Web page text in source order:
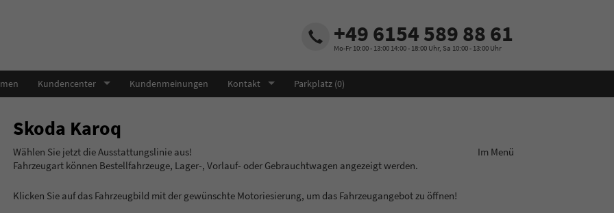
+49 6154 589 88 61
Mo-Fr 10:00 - 13:00 14:00 - 18:00 Uhr, Sa 10:00 - 13:00 Uhr
Kundencenter Kundenmeinungen Kontakt Parkplatz (0)
Skoda Karoq
Wählen Sie jetzt die Ausstattungslinie aus! Im Menü
Fahrzeugart können Bestellfahrzeuge, Lager-, Vorlauf- oder Gebrauchtwagen angezeigt werden.
Klicken Sie auf das Fahrzeugbild mit der gewünschte Motoriesierung, um das Fahrzeugangebot zu öffnen!